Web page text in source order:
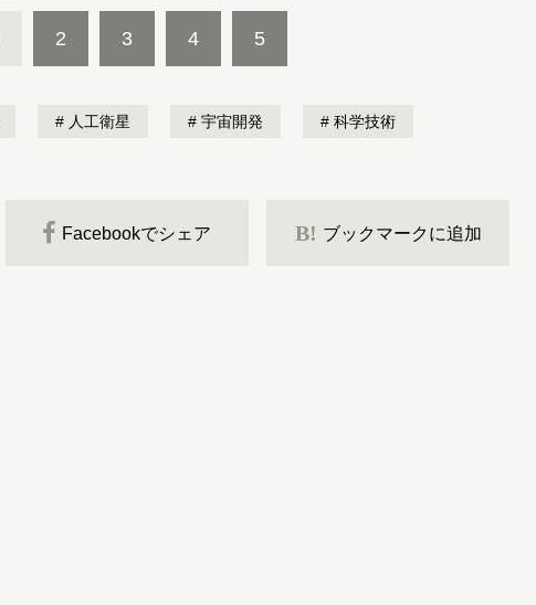
2 3 4 5
人工衛星 宇宙開発 科学技術
Facebookでシェア B! ブックマークに追加